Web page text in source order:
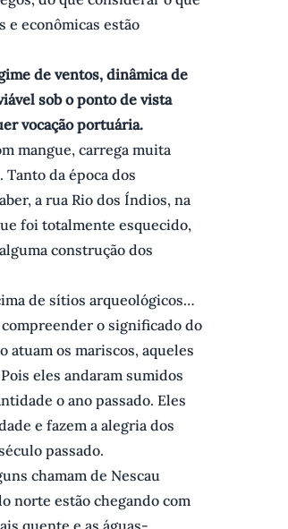
e econômicas estão
de ventos, dinâmica de
sob o ponto de vista
vocação portuária.
mangue, carrega muita
da época dos
a rua Rio dos Índios, na
foi totalmente esquecido,
construção dos
de sítios arqueológicos…
o significado do
atuam os mariscos, aqueles
eles andaram sumidos
o ano passado. Eles
e fazem a alegria dos
passado.
chamam de Nescau
norte estão chegando com
quente e as águas-